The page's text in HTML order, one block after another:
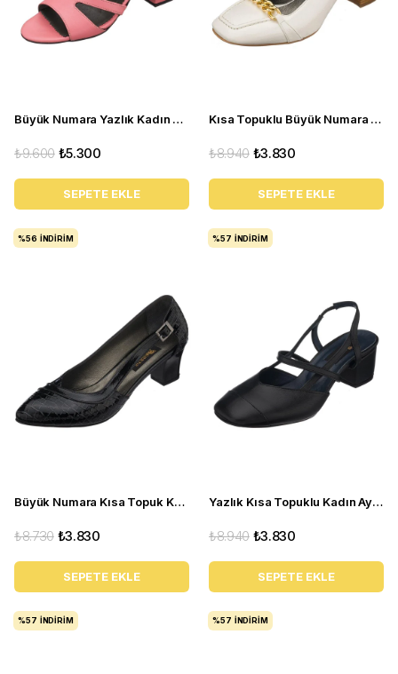
Büyük Numara Yazlık Kadın Topuklu Ayakkabı HTC70 Pembe
₺5.300
₺9.600
SEPETE EKLE
Kısa Topuklu Büyük Numara Kadın Stiletto LTF00161 Beyaz
₺3.830
₺8.940
SEPETE EKLE
Büyük Numara Kısa Topuk Kadın Ayakkabı LTF00151 siyah
₺3.830
₺8.730
SEPETE EKLE
%56 İNDIRIM
Yazlık Kısa Topuklu Kadın Ayakkabı LTF00141 Siyah
₺3.830
₺8.940
SEPETE EKLE
%57 İNDIRIM
%57 İNDIRIM %57 İNDIRIM